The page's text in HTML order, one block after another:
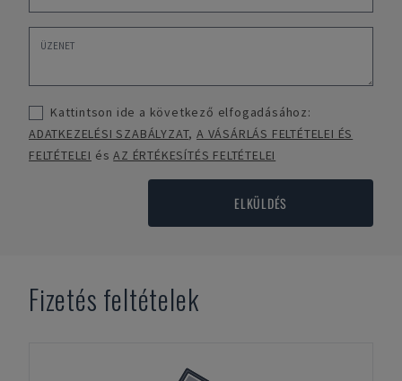
Kattintson ide a következő elfogadásához:
ADATKEZELÉSI SZABÁLYZAT,A VÁSÁRLÁS FELTÉTELEI ÉS
FELTÉTELEI ésAZ ÉRTÉKESÍTÉS FELTÉTELEI
ELKÜLDÉS
Fizetés feltételek